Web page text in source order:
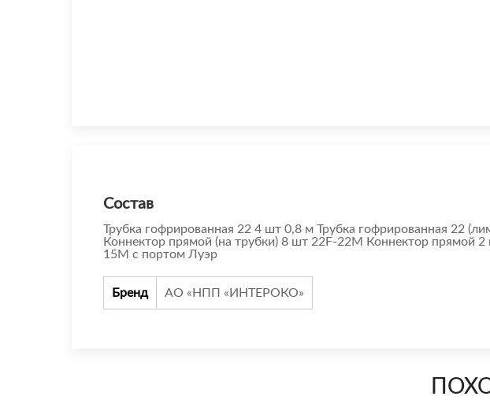
Состав
Трубка гофрированная 22 4 шт 0,8 м Трубка гофрированная 22
Коннектор прямой (на трубки) 8 шт 22F-22М Коннектор
15М с портом Луэр
Бренд АО «НПП «ИНТЕРОКО»